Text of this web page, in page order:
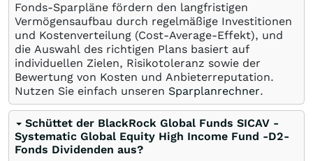
Fonds-Sparpläne fördern den langfristigen
Vermögensaufbau durch regelmäßige Investitionen
und Kostenverteilung (Cost-Average-Effekt), und
die Auswahl des richtigen Plans basiert auf
individuellen Zielen, Risikotoleranz sowie der
Bewertung von Kosten und Anbieterreputation.
Nutzen Sie einfach unseren Sparplanrechner.
Schüttet der BlackRock Global Funds SICAV -
Systematic Global Equity High Income Fund -D2-
Fonds Dividenden aus?